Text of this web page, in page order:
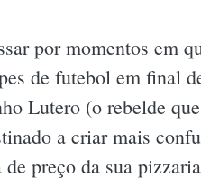
por momentos em
de futebol em final
Lutero (o rebelde
a criar mais
preço da sua